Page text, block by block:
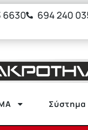
6630
694 240
Σύστημα